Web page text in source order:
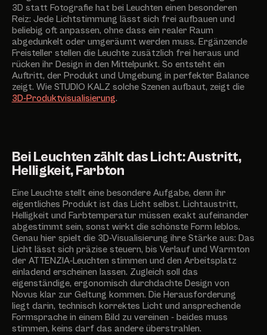
3D statt Fotografie hat bei Leuchten einen besonderen
Reiz: Jede Lichtstimmung lässt sich frei aufbauen und
beliebig oft anpassen, ohne dass ein realer Raum
abgedunkelt oder umgeräumt werden muss. Ergänzende
Freisteller stellen die Leuchte zusätzlich frei heraus und
rücken ihr Design in den Mittelpunkt. So entsteht ein
Auftritt, der Produkt und Umgebung in perfekter Balance
zeigt. Wie STUDIO KALZ solche Szenen aufbaut, zeigt die
3D-Produktvisualisierung.
Bei Leuchten zählt das Licht: Austritt,
Helligkeit, Farbton
Eine Leuchte stellt eine besondere Aufgabe, denn ihr
eigentliches Produkt ist das Licht selbst. Lichtaustritt,
Helligkeit und Farbtemperatur müssen exakt aufeinander
abgestimmt sein, sonst wirkt die schönste Form leblos.
Genau hier spielt die 3D-Visualisierung ihre Stärke aus: Das
Licht lässt sich präzise steuern, bis Verlauf und Warmton
der ATTENZIA-Leuchten stimmen und den Arbeitsplatz
einladend erscheinen lassen. Zugleich soll das
eigenständige, ergonomisch durchdachte Design von
Novus klar zur Geltung kommen. Die Herausforderung
liegt darin, technisch korrektes Licht und ansprechende
Formsprache in einem Bild zu vereinen - beides muss
stimmen, keins darf das andere überstrahlen.